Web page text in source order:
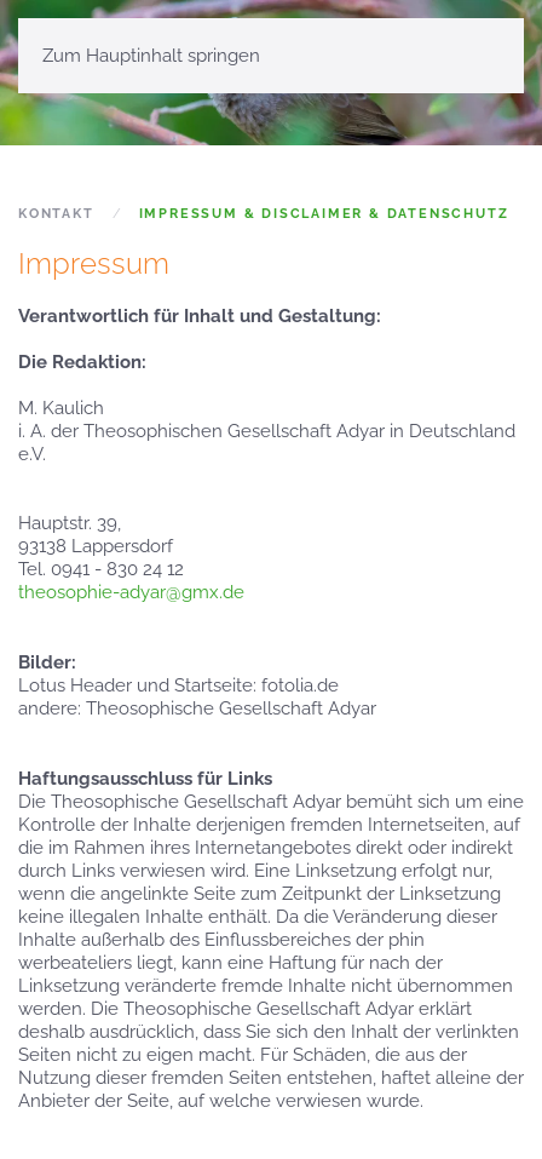
Zum Hauptinhalt springen
KONTAKT IMPRESSUM & DISCLAIMER & DATENSCHUTZ
Impressum
Verantwortlich für Inhalt und Gestaltung:
Die Redaktion:
M. Kaulich
i. A. der Theosophischen Gesellschaft Adyar in Deutschland
e.V.
Hauptstr. 39,
93138 Lappersdorf
Tel. 0941 - 830 24 12
theosophie-adyar@gmx.de
Bilder:
Lotus Header und Startseite: fotolia.de
andere: Theosophische Gesellschaft Adyar
Haftungsausschluss für Links
Die Theosophische Gesellschaft Adyar bemüht sich um eine
Kontrolle der Inhalte derjenigen fremden Internetseiten, auf
die im Rahmen ihres Internetangebotes direkt oder indirekt
durch Links verwiesen wird. Eine Linksetzung erfolgt nur,
wenn die angelinkte Seite zum Zeitpunkt der Linksetzung
keine illegalen Inhalte enthält. Da die Veränderung dieser
Inhalte außerhalb des Einflussbereiches der phin
werbeateliers liegt, kann eine Haftung für nach der
Linksetzung veränderte fremde Inhalte nicht übernommen
werden. Die Theosophische Gesellschaft Adyar erklärt
deshalb ausdrücklich, dass Sie sich den Inhalt der verlinkten
Seiten nicht zu eigen macht. Für Schäden, die aus der
Nutzung dieser fremden Seiten entstehen, haftet alleine der
Anbieter der Seite, auf welche verwiesen wurde.